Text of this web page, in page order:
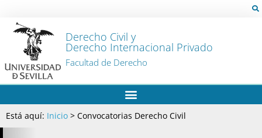
Derecho Civil y
Derecho Internacional Privado
Facultad de Derecho
Está aquí: Inicio > Convocatorias Derecho Civil